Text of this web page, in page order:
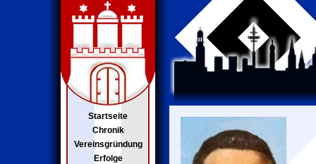
Startseite
Chronik
Vereinsgründung
Erfolge